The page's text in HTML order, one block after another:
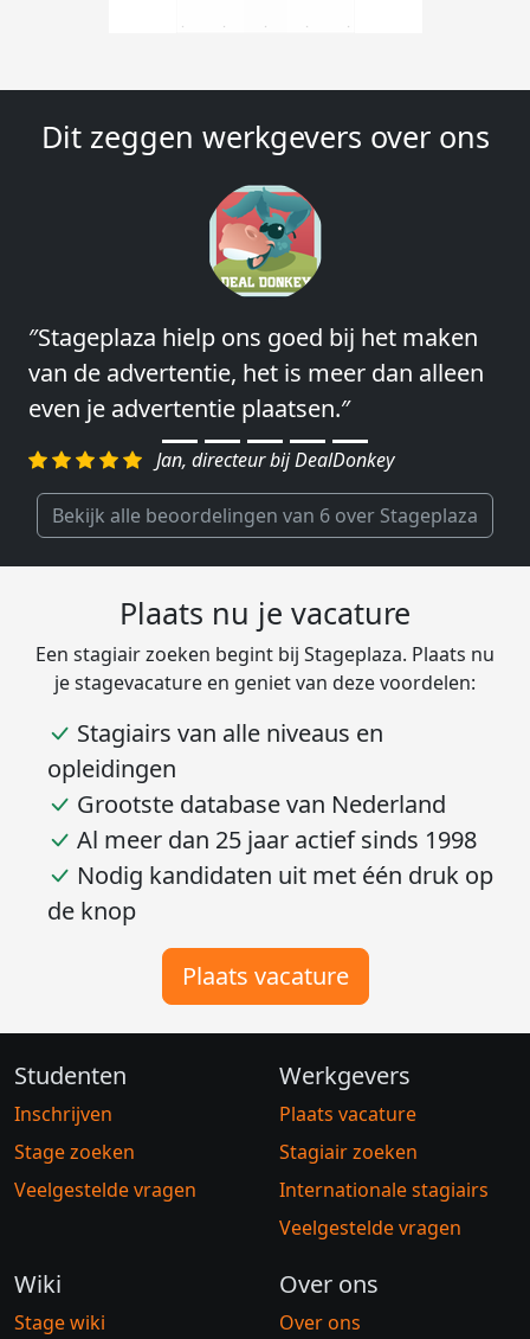
Dit zeggen werkgevers over ons
″Stageplaza hielp ons goed bij het maken
van de advertentie, het is meer dan alleen
even je advertentie plaatsen.″
Jan, directeur bij DealDonkey
″Wij hebben in ieder geval prima
ervaringen met Stageplaza: elke keer weer
weet Stageplaza prima kandidaten snel te
regelen.″
Harald, Head of Shared Service Center bij
VION Food Netherlands
Plaats nu je vacature
Een stagiair zoeken begint bij Stageplaza. Plaats nu
je stagevacature en geniet van deze voordelen:
Stagiairs van alle niveaus en
opleidingen
Grootste database van Nederland
Al meer dan 25 jaar actief sinds 1998
Plaats vacature
Studenten
Inschrijven
Werkgevers
Plaats vacature
Stagiair zoeken
Veelgestelde vragen